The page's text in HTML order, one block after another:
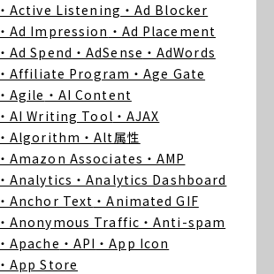
・Active Listening ・Ad Blocker
・Ad Impression ・Ad Placement
・Ad Spend ・AdSense ・AdWords
・Affiliate Program ・Age Gate
・Agile ・AI Content
・AI Writing Tool ・AJAX
・Algorithm ・Alt属性
・Amazon Associates ・AMP
・Analytics ・Analytics Dashboard
・Anchor Text ・Animated GIF
・Anonymous Traffic ・Anti-spam
・Apache ・API ・App Icon
・App Store